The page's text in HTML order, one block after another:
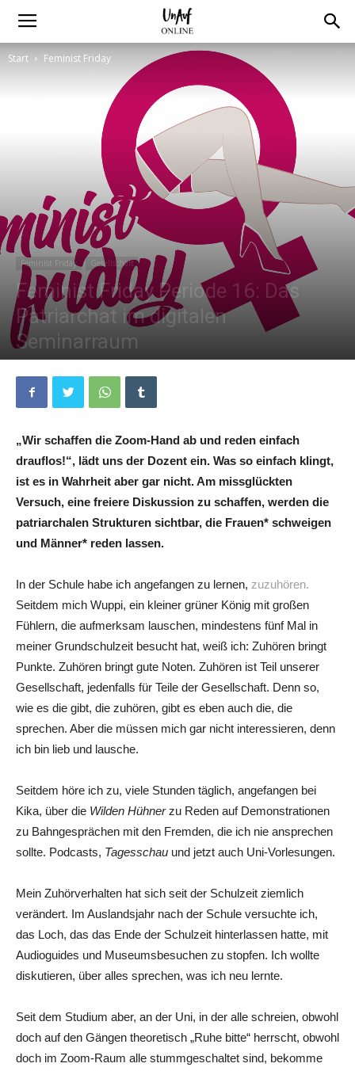
Start Feminist Friday
Feminist Friday Gesellschaft
Feminist Friday Periode 16: Das
Patriarchat im digitalen
Seminarraum
„Wir schaffen die Zoom-Hand ab und reden einfach
drauflos!“, lädt uns der Dozent ein. Was so einfach klingt,
ist es in Wahrheit aber gar nicht. Am missglückten
Versuch, eine freiere Diskussion zu schaffen, werden die
patriarchalen Strukturen sichtbar, die Frauen* schweigen
und Männer* reden lassen.
In der Schule habe ich angefangen zu lernen, zuzuhören.
Seitdem mich Wuppi, ein kleiner grüner König mit großen
Fühlern, die aufmerksam lauschen, mindestens fünf Mal in
meiner Grundschulzeit besucht hat, weiß ich: Zuhören bringt
Punkte. Zuhören bringt gute Noten. Zuhören ist Teil unserer
Gesellschaft, jedenfalls für Teile der Gesellschaft. Denn so,
wie es die gibt, die zuhören, gibt es eben auch die, die
sprechen. Aber die müssen mich gar nicht interessieren, denn
ich bin lieb und lausche.
Seitdem höre ich zu, viele Stunden täglich, angefangen bei
Kika, über die Wilden Hühnerzu Reden auf Demonstrationen
zu Bahngesprächen mit den Fremden, die ich nie ansprechen
sollte. Podcasts, Tagesschau und jetzt auch Uni-Vorlesungen.
Mein Zuhörverhalten hat sich seit der Schulzeit ziemlich
verändert. Im Auslandsjahr nach der Schule versuchte ich,
das Loch, das das Ende der Schulzeit hinterlassen hatte, mit
Audioguides und Museumsbesuchen zu stopfen. Ich wollte
diskutieren, über alles sprechen, was ich neu lernte.
Seit dem Studium aber, an der Uni, in der alle schreien, obwohl
doch auf den Gängen theoretisch „Ruhe bitte“ herrscht, obwohl
doch im Zoom-Raum alle stummgeschaltet sind, bekomme